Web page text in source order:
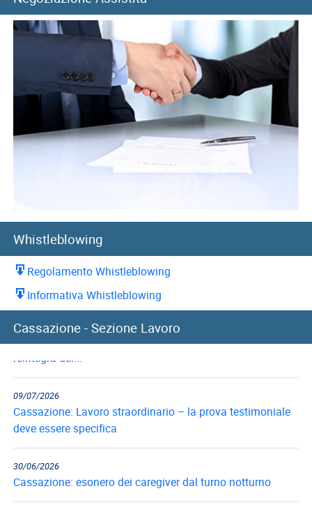
AREA
RISERVATA
Whistleblowing
Regolamento Whistleblowing
Informativa Whistleblowing
Cassazione - Sezione Lavoro
10/07/2026
09/07/2026
Cassazione: Lavoro straordinario – la prova testimoniale
deve essere specifica
30/06/2026
Cassazione: esonero dei caregiver dal turno notturno